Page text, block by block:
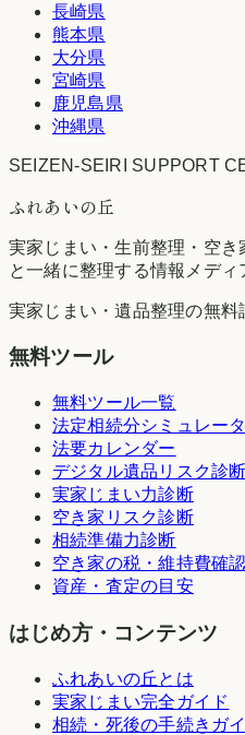
長崎県
熊本県
大分県
宮崎県
鹿児島県
沖縄県
SEIZEN-SEIRI SUPPORT
ふれあいの丘
実家じまい・生前整理・空
と一緒に整理する情報メディ
実家じまい・遺品整理の無料
無料ツール
無料ツール一覧
法定相続分シミュレー
法要カレンダー
デジタル遺品リスク診断
実家じまい力診断
空き家リスク診断
相続準備力診断
空き家の税・維持費確認
資産・査定の目安
はじめ方・コンテンツ
ふれあいの丘とは
実家じまい完全ガイド
相続・死後の手続きガ